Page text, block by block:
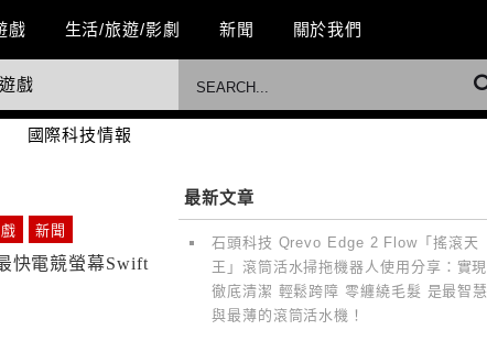
戲 生活/旅遊/影劇 新聞 關於我們
遊戲
國際科技情報
新聞
快電競螢幕Swift
最新文章
石頭科技 Qrevo Edge 2 Flow「搖滾天
王」滾筒活水掃拖機器人使用分享：實現
徹底清潔 輕鬆跨障 零纏繞毛髮 是最智慧
與最薄的滾筒活水機！